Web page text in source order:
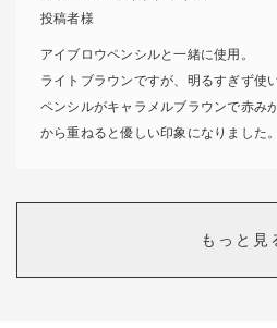
投稿者様
アイブロウペンシルと一緒に使用。
ライトブラウンですが、明るすぎず使
ペンシルがキャラメルブラウンで赤み
から重ねると優しい印象になりました。
痒くならない!
もっと見